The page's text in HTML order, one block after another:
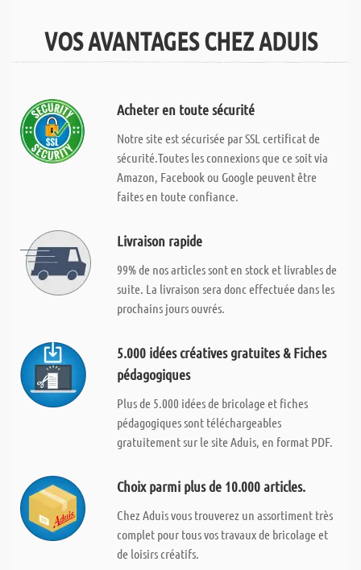
VOS AVANTAGES CHEZ ADUIS
Acheter en toute sécurité
Notre site est sécurisée par SSL certificat de
sécurité.Toutes les connexions que ce soit via
Amazon, Facebook ou Google peuvent être
faites en toute confiance.
Livraison rapide
99% de nos articles sont en stock et livrables de
suite. La livraison sera donc effectuée dans les
prochains jours ouvrés.
5.000 idées créatives gratuites & Fiches
pédagogiques
Plus de 5.000 idées de bricolage et fiches
pédagogiques sont téléchargeables
gratuitement sur le site Aduis, en format PDF.
Choix parmi plus de 10.000 articles.
Chez Aduis vous trouverez un assortiment très
complet pour tous vos travaux de bricolage et
de loisirs créatifs.